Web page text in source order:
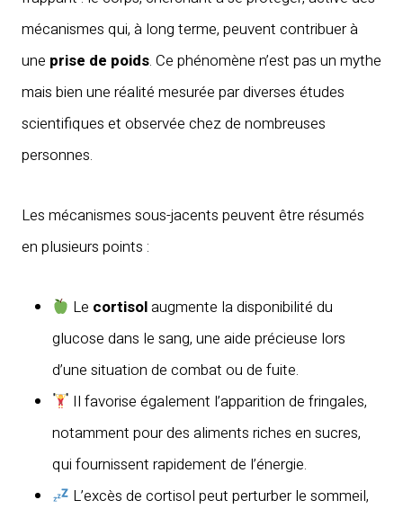
mécanismes qui, à long terme, peuvent contribuer à
une prise de poids. Ce phénomène n’est pas un mythe
mais bien une réalité mesurée par diverses études
scientifiques et observée chez de nombreuses
personnes.
Les mécanismes sous-jacents peuvent être résumés
en plusieurs points :
Le cortisolaugmente la disponibilité du
glucose dans le sang, une aide précieuse lors
d’une situation de combat ou de fuite.
Il favorise également l’apparition de fringales,
notamment pour des aliments riches en sucres,
qui fournissent rapidement de l’énergie.
L’excès de cortisol peut perturber le sommeil,